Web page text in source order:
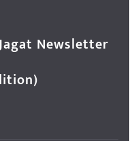
Newsletter